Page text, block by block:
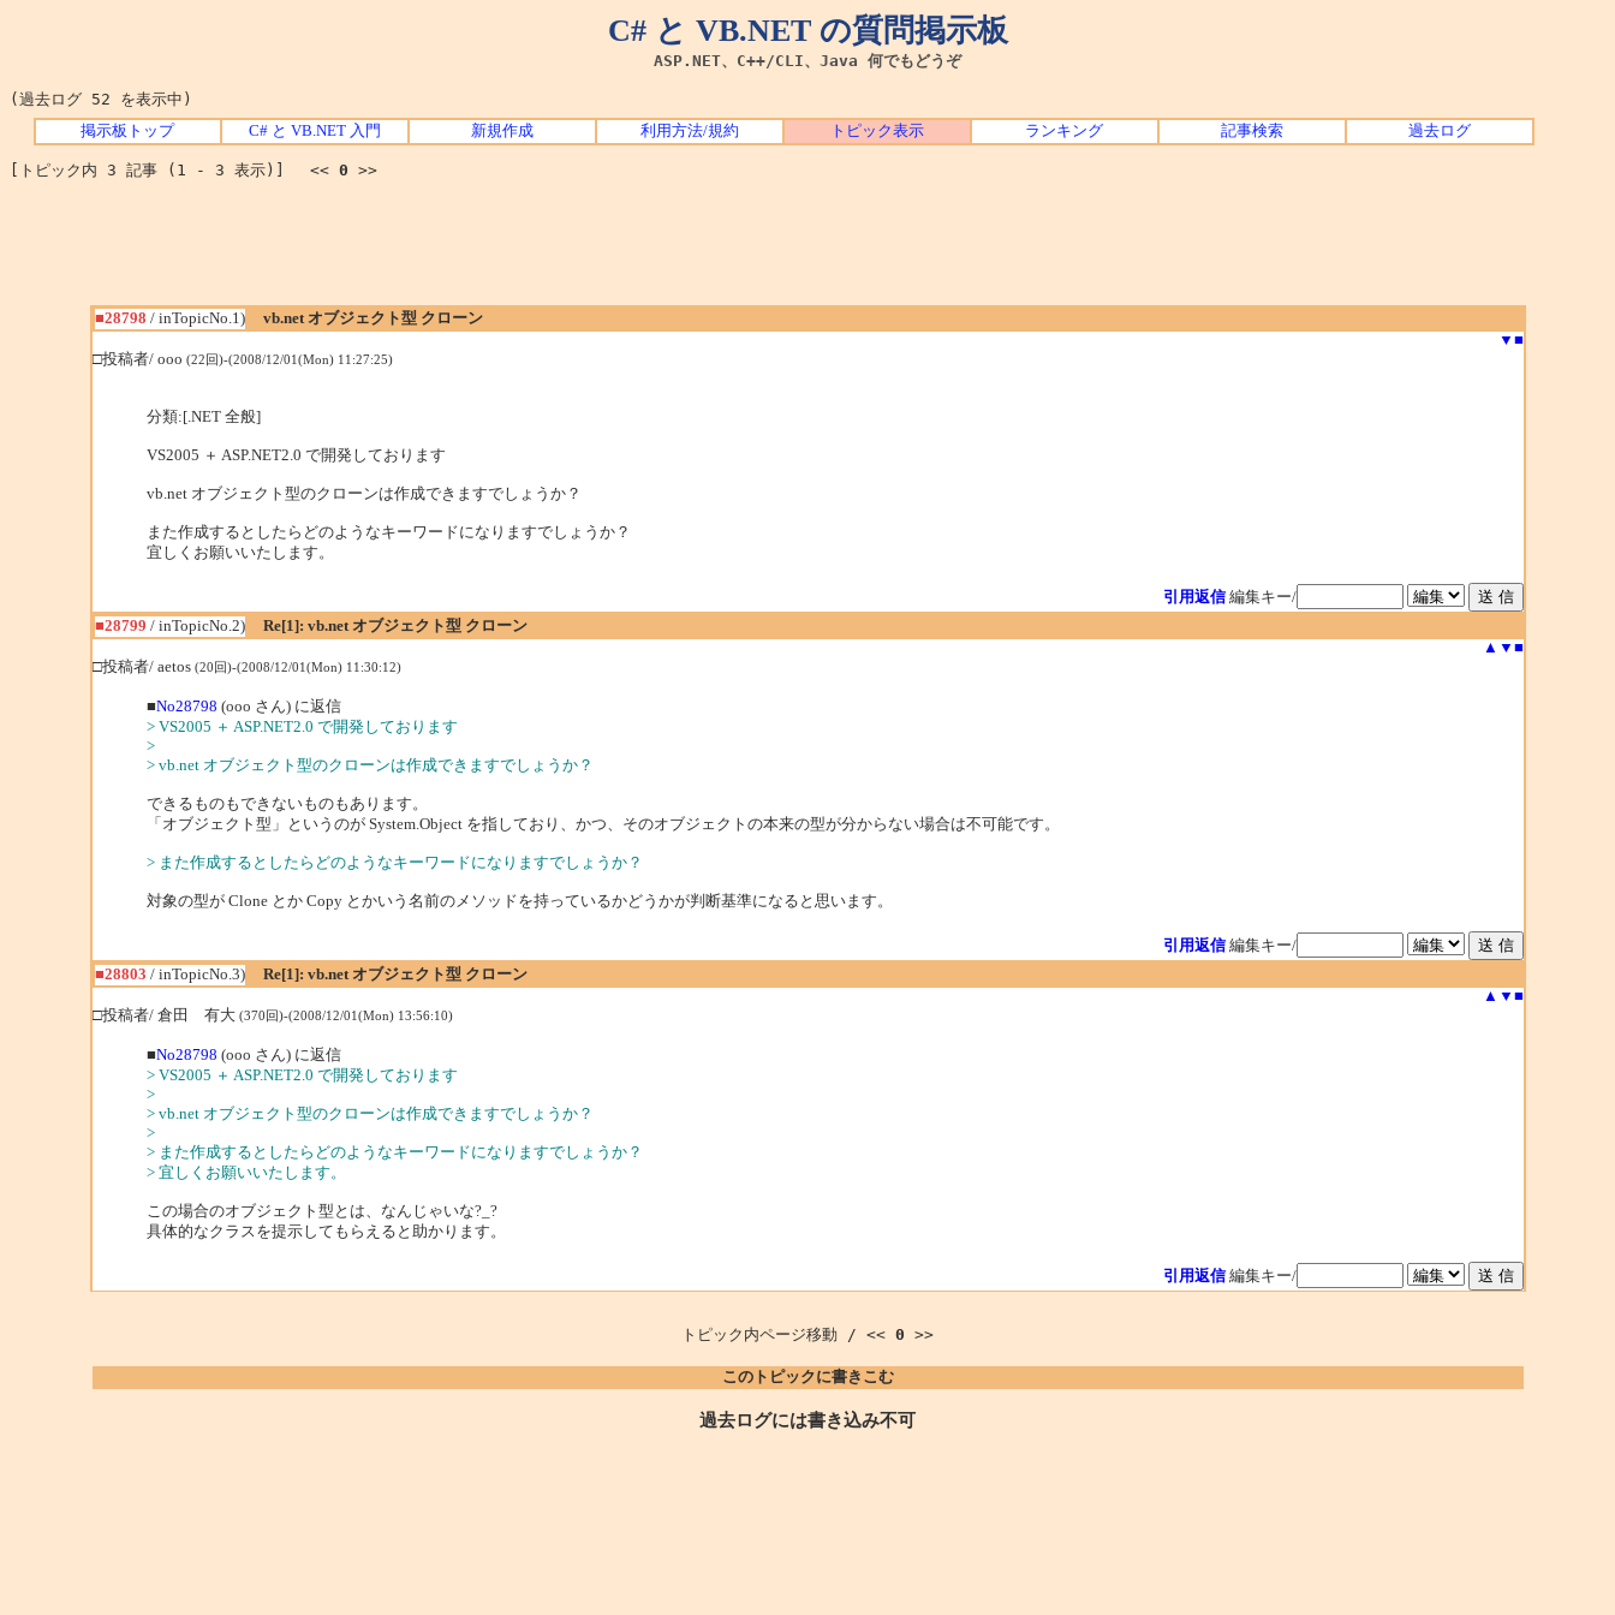
C# と VB.NET の質問掲示板
ASP.NET、C++/CLI、Java 何でもどうぞ
(過去ログ 52 を表示中)
掲示板トップ C# と VB.NET 入門 新規作成 利用方法/規約 トピック表示 ランキング 記事検索 過去ログ
[トピック内 3 記事 (1 - 3 表示)] << 0 >>
■28798 / inTopicNo.1)
vb.net オブジェクト型 クローン
▼ ■
□投稿者/ ooo (22回)-(2008/12/01(Mon) 11:27:25)
分類:[.NET 全般]
VS2005 ＋ ASP.NET2.0 で開発しております
vb.net オブジェクト型のクローンは作成できますでしょうか？
また作成するとしたらどのようなキーワードになりますでしょうか？
宜しくお願いいたします。
引用返信 編集キー/
■28799 / inTopicNo.2)
Re[1]: vb.net オブジェクト型 クローン
▲ ▼ ■
□投稿者/ aetos (20回)-(2008/12/01(Mon) 11:30:12)
■No28798 (ooo さん) に返信
> VS2005 ＋ ASP.NET2.0 で開発しております
>
> vb.net オブジェクト型のクローンは作成できますでしょうか？
できるものもできないものもあります。
「オブジェクト型」というのが System.Object を指しており、かつ、そのオブジェクトの本来の型が分からない場合は不可能です。
> また作成するとしたらどのようなキーワードになりますでしょうか？
対象の型が Clone とか Copy とかいう名前のメソッドを持っているかどうかが判断基準になると思います。
引用返信 編集キー/
■28803 / inTopicNo.3)
Re[1]: vb.net オブジェクト型 クローン
▲ ▼ ■
□投稿者/ 倉田 有大 (370回)-(2008/12/01(Mon) 13:56:10)
■No28798 (ooo さん) に返信
> VS2005 ＋ ASP.NET2.0 で開発しております
>
> vb.net オブジェクト型のクローンは作成できますでしょうか？
>
> また作成するとしたらどのようなキーワードになりますでしょうか？
> 宜しくお願いいたします。
この場合のオブジェクト型とは、なんじゃいな?_?
具体的なクラスを提示してもらえると助かります。
引用返信 編集キー/
トピック内ページ移動 / << 0 >>
このトピックに書きこむ
過去ログには書き込み不可